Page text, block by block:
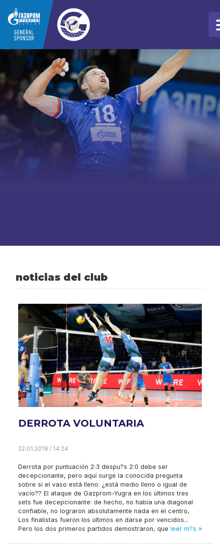
noticias del club
DERROTA VOLUNTARIA
22.01.2019 / 14:24
Derrota por puntuación 2:3 despu?s 2:0 debe ser
decepcionante, pero aquí surge la conocida pregunta
sobre si el vaso está lleno: ¿está medio lleno o igual de
vacío?? El ataque de Gazprom-Yugra en los últimos tres
sets fue decepcionante: de hecho, no había una diagonal
confiable, no lograron absolutamente nada en el centro,
Los finalistas fueron los últimos en darse por vencidos...
Pero los dos primeros partidos demostraron, que leer m?s »